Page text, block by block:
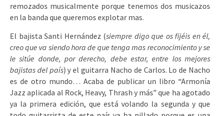
remozados musicalmente porque tenemos dos musicazos
en la banda que queremos explotar mas.
El bajista Santi Hernández (siempre digo que os fijéis en él,
creo que va siendo hora de que tenga mas reconocimiento y se
le sitúe donde, por derecho, debe estar, entre los mejores
bajistas del país) y el guitarra Nacho de Carlos. Lo de Nacho
es de otro mundo… Acaba de publicar un libro “Armonía
Jazz aplicada al Rock, Heavy, Thrash y más” que ha agotado
ya la primera edición, que está volando la segunda y que